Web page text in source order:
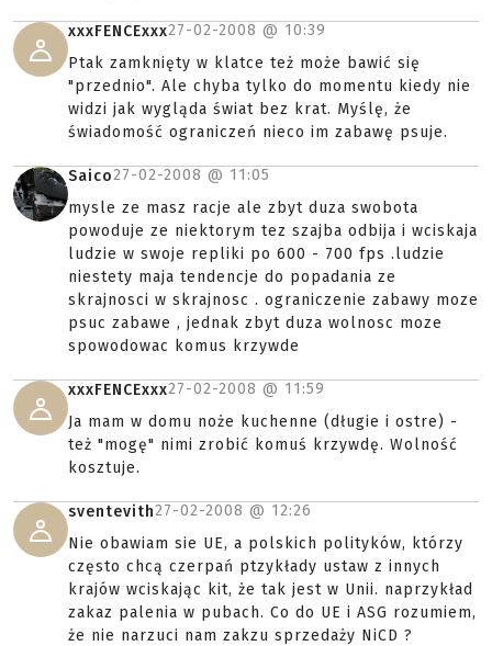
xxxFENCExxx27-02-2008 @ 10:39
Ptak zamknięty w klatce też może bawić się
"przednio". Ale chyba tylko do momentu kiedy nie
widzi jak wygląda świat bez krat. Myślę, że
świadomość ograniczeń nieco im zabawę psuje.
Saico27-02-2008 @ 11:05
mysle ze masz racje ale zbyt duza swobota
powoduje ze niektorym tez szajba odbija i wciskaja
ludzie w swoje repliki po 600 - 700 fps .ludzie
niestety maja tendencje do popadania ze
skrajnosci w skrajnosc . ograniczenie zabawy moze
psuc zabawe , jednak zbyt duza wolnosc moze
spowodowac komus krzywde
xxxFENCExxx27-02-2008 @ 11:59
Ja mam w domu noże kuchenne (długie i ostre) -
też "mogę" nimi zrobić komuś krzywdę. Wolność
kosztuje.
sventevith27-02-2008 @ 12:26
Nie obawiam sie UE, a polskich polityków, którzy
często chcą czerpań ptzykłady ustaw z innych
krajów wciskając kit, że tak jest w Unii. naprzykład
zakaz palenia w pubach. Co do UE i ASG rozumiem,
że nie narzuci nam zakzu sprzedaży NiCD ?